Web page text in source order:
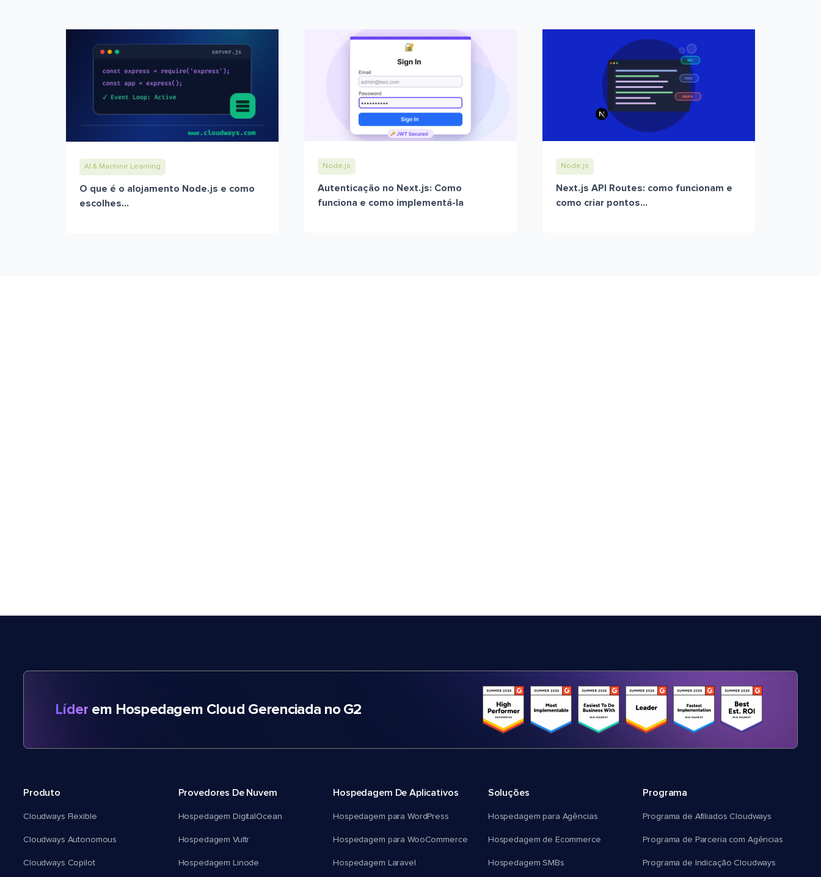
AI & Machine Learning
O que é o alojamento Node.js e como
escolhes...
Node.js
Autenticação no Next.js: Como
funciona e como implementá-la
Node.js
Next.js API Routes: como funcionam e
como criar pontos...
Líder em Hospedagem Cloud Gerenciada no G2
Produto
Cloudways Flexible
Cloudways Autonomous
Cloudways Copilot
Provedores De Nuvem
Hospedagem DigitalOcean
Hospedagem Vultr
Hospedagem Linode
Hospedagem De Aplicativos
Hospedagem para WordPress
Hospedagem para WooCommerce
Hospedagem Laravel
Soluções
Hospedagem para Agências
Hospedagem de Ecommerce
Hospedagem SMBs
Programa
Programa de Afiliados Cloudways
Programa de Parceria com Agências
Programa de Indicação Cloudways